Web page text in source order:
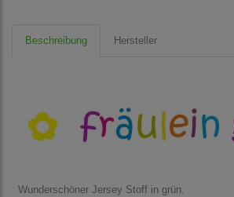
Beschreibung Hersteller
Wunderschöner Jersey Stoff in grün.